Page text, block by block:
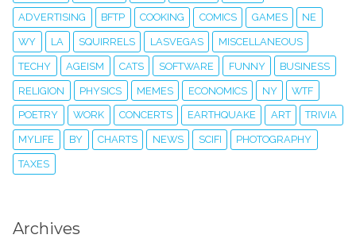
ADVERTISING BFTP COOKING COMICS GAMES NE
WY LA SQUIRRELS LASVEGAS MISCELLANEOUS
TECHY AGEISM CATS SOFTWARE FUNNY BUSINESS
RELIGION PHYSICS MEMES ECONOMICS NY WTF
POETRY WORK CONCERTS EARTHQUAKE ART TRIVIA
MYLIFE BY CHARTS NEWS SCIFI PHOTOGRAPHY
TAXES
Archives